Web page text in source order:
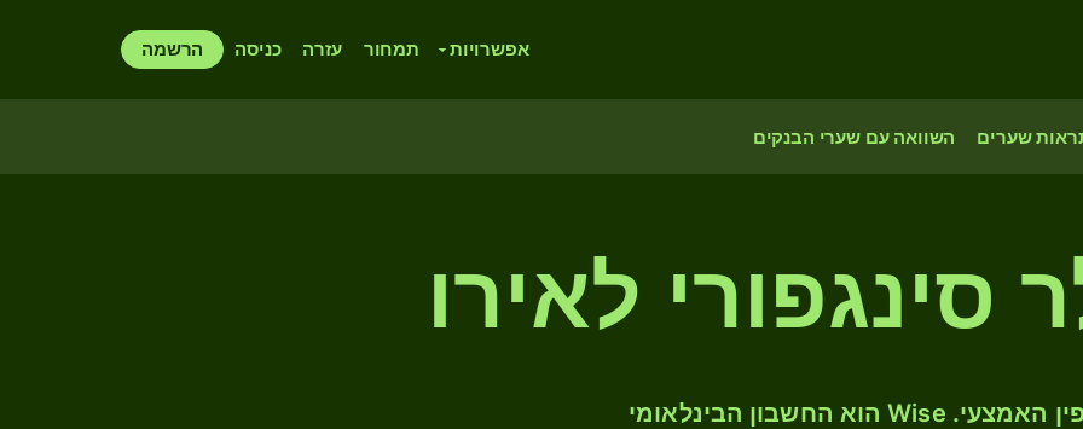
אפשרויות תמחור עזרה כניסה הרשמה
שערים השוואה עם שערי הבנקים
סינגפורי לאירו
המירו SGD ל- EUR לפי שער החליפין האמצעי. Wise הוא החשבון הבינלאומי